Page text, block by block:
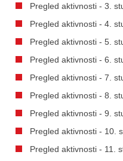
Pregled aktivnosti - 3.
Pregled aktivnosti - 4.
Pregled aktivnosti - 5.
Pregled aktivnosti - 6.
Pregled aktivnosti - 7.
Pregled aktivnosti - 8.
Pregled aktivnosti - 9.
Pregled aktivnosti - 10.
Pregled aktivnosti - 11.